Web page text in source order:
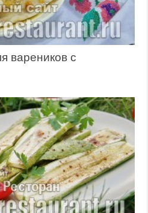
вареников с